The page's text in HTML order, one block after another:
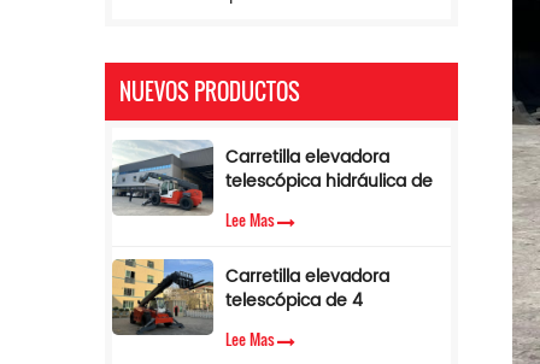
NUEVOS PRODUCTOS
Carretilla elevadora
telescópica hidráulica de
toneladas con limitador
Lee Mas
Carretilla elevadora
telescópica de 4
pluma lateral en venta
Lee Mas